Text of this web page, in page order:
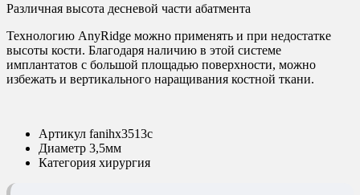
Различная высота десневой части абатмента
Технологию AnyRidge можно применять и при недостатке
высоты кости. Благодаря наличию в этой системе
имплантатов с большой площадью поверхности, можно
избежать и вертикального наращивания костной ткани.
Артикул fanihx3513c
Диаметр 3,5мм
Категория хирургия